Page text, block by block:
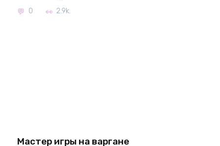
0 2.9k.
Мастер игры на варгане